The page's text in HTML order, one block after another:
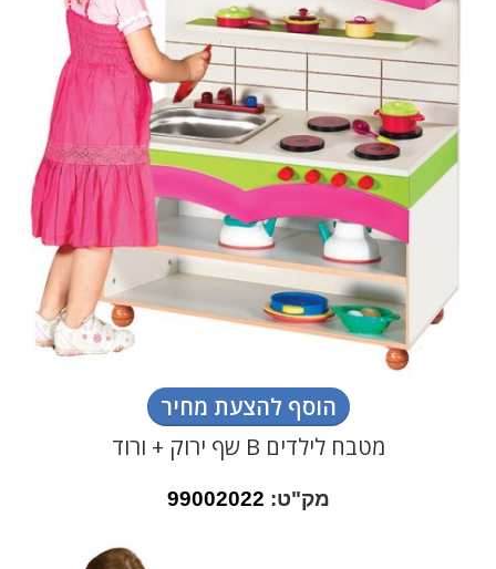
הוסף להצעת מחיר
מטבח לילדים B שף ירוק + ורוד
מק"ט: 99002022